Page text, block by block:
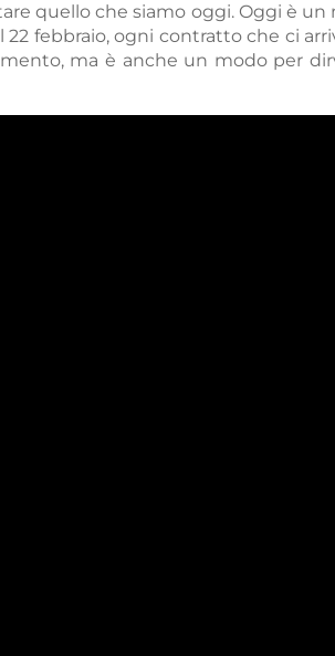
quello che siamo oggi. Oggi è
febbraio, ogni contratto che ci
ma è anche un modo per